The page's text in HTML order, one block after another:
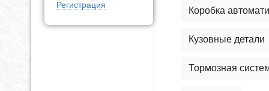
Регистрация
Коробка
Кузовные детали
Тормозная